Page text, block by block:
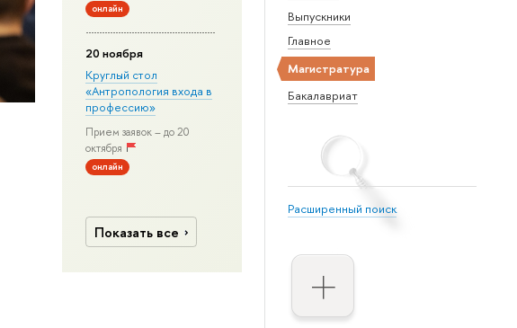
Выпускники
Главное
Магистратура
Бакалавриат
Расширенный поиск
онлайн
20 ноября
Круглый стол
«Антропология входа в
профессию»
Прием заявок – до 20
октября
онлайн
Показать все